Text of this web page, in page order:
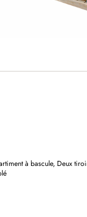
à bascule, Deux